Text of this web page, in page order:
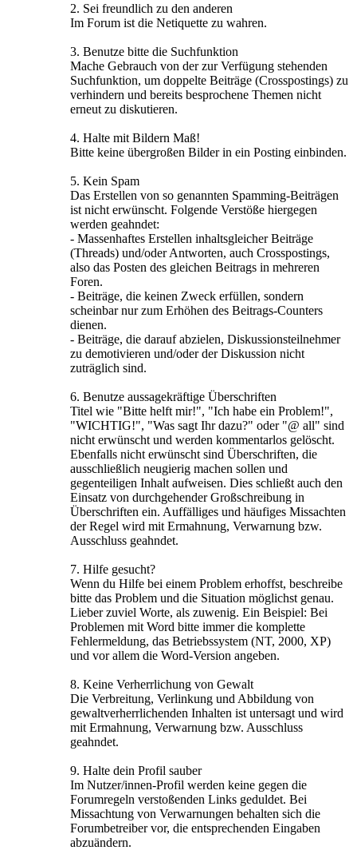
2. Sei freundlich zu den anderen
Im Forum ist die Netiquette zu wahren.
3. Benutze bitte die Suchfunktion
Mache Gebrauch von der zur Verfügung stehenden
Suchfunktion, um doppelte Beiträge (Crosspostings) zu
verhindern und bereits besprochene Themen nicht
erneut zu diskutieren.
4. Halte mit Bildern Maß!
Bitte keine übergroßen Bilder in ein Posting einbinden.
5. Kein Spam
Das Erstellen von so genannten Spamming-Beiträgen
ist nicht erwünscht. Folgende Verstöße hiergegen
werden geahndet:
- Massenhaftes Erstellen inhaltsgleicher Beiträge
(Threads) und/oder Antworten, auch Crosspostings,
also das Posten des gleichen Beitrags in mehreren
Foren.
- Beiträge, die keinen Zweck erfüllen, sondern
scheinbar nur zum Erhöhen des Beitrags-Counters
dienen.
- Beiträge, die darauf abzielen, Diskussionsteilnehmer
zu demotivieren und/oder der Diskussion nicht
zuträglich sind.
6. Benutze aussagekräftige Überschriften
Titel wie "Bitte helft mir!", "Ich habe ein Problem!",
"WICHTIG!", "Was sagt Ihr dazu?" oder "@ all" sind
nicht erwünscht und werden kommentarlos gelöscht.
Ebenfalls nicht erwünscht sind Überschriften, die
ausschließlich neugierig machen sollen und
gegenteiligen Inhalt aufweisen. Dies schließt auch den
Einsatz von durchgehender Großschreibung in
Überschriften ein. Auffälliges und häufiges Missachten
der Regel wird mit Ermahnung, Verwarnung bzw.
Ausschluss geahndet.
7. Hilfe gesucht?
Wenn du Hilfe bei einem Problem erhoffst, beschreibe
bitte das Problem und die Situation möglichst genau.
Lieber zuviel Worte, als zuwenig. Ein Beispiel: Bei
Problemen mit Word bitte immer die komplette
Fehlermeldung, das Betriebssystem (NT, 2000, XP)
und vor allem die Word-Version angeben.
8. Keine Verherrlichung von Gewalt
Die Verbreitung, Verlinkung und Abbildung von
gewaltverherrlichenden Inhalten ist untersagt und wird
mit Ermahnung, Verwarnung bzw. Ausschluss
geahndet.
9. Halte dein Profil sauber
Im Nutzer/innen-Profil werden keine gegen die
Forumregeln verstoßenden Links geduldet. Bei
Missachtung von Verwarnungen behalten sich die
Forumbetreiber vor, die entsprechenden Eingaben
abzuändern.